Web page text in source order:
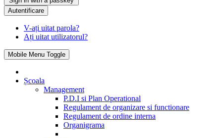
Autentificare
V-ați uitat parola?
Ați uitat utilizatorul?
Mobile Menu Toggle
Școala
Management
P.D.I si Plan Operational
Regulament de organizare si functionare
Regulament de ordine interna
Organigrama